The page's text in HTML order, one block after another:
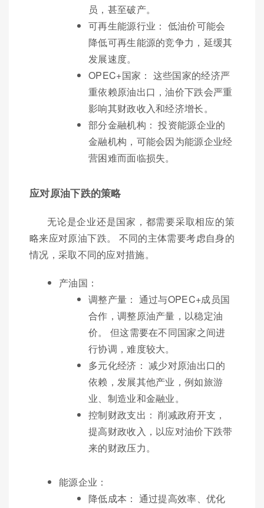
员，甚至破产。
可再生能源行业： 低油价可能会
降低可再生能源的竞争力，延缓其
发展速度。
OPEC+国家： 这些国家的经济严
重依赖原油出口，油价下跌会严重
影响其财政收入和经济增长。
部分金融机构： 投资能源企业的
金融机构，可能会因为能源企业经
营困难而面临损失。
应对原油下跌的策略
无论是企业还是国家，都需要采取相应的策
略来应对原油下跌。 不同的主体需要考虑自身的
情况，采取不同的应对措施。
产油国：
调整产量： 通过与OPEC+成员国
合作，调整原油产量，以稳定油
价。 但这需要在不同国家之间进
行协调，难度较大。
多元化经济： 减少对原油出口的
依赖，发展其他产业，例如旅游
业、制造业和金融业。
控制财政支出： 削减政府开支，
提高财政收入，以应对油价下跌带
来的财政压力。
能源企业：
降低成本： 通过提高效率、优化